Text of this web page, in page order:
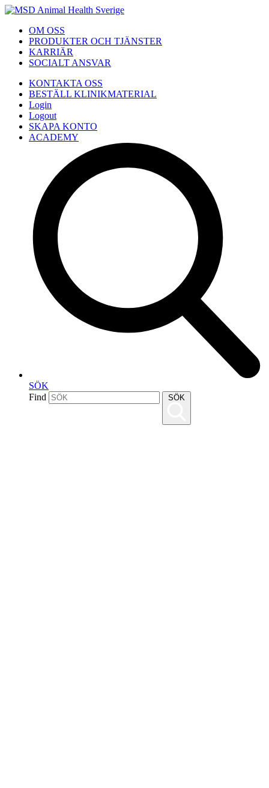
OM OSS
PRODUKTER OCH TJÄNSTER
KARRIÄR
SOCIALT ANSVAR
KONTAKTA OSS
BESTÄLL KLINIKMATERIAL
Login
Logout
SKAPA KONTO
ACADEMY
SÖK
Find
SÖK